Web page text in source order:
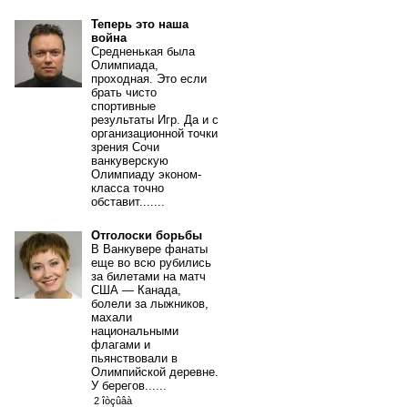
Теперь это наша
война
Средненькая была
Олимпиада,
проходная. Это если
брать чисто
спортивные
результаты Игр. Да и с
организационной точки
зрения Сочи
ванкуверскую
Олимпиаду эконом-
класса точно
обставит.......
Отголоски борьбы
В Ванкувере фанаты
еще во всю рубились
за билетами на матч
США — Канада,
болели за лыжников,
махали
национальными
флагами и
пьянствовали в
Олимпийской деревне.
У берегов......
2 îòçûâà